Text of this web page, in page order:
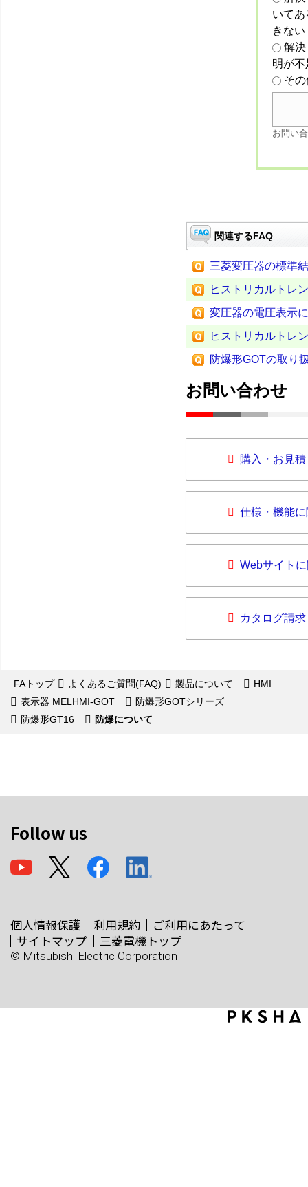
いて
きない
解
明が
そ
お問い
関連するFAQ
三菱変圧器の標準
ヒストリカルトレ
変圧器の電圧表示
ヒストリカルトレ
防爆形GOTの取り
お問い合わせ
購入・お見
仕様・機能
Webサイト
カタログ請求
FAトップ よくあるご質問(FAQ) 製品について
HMI
表示器 MELHMI-GOT
防爆形GOTシリーズ
防爆形GT16
防爆について
Follow us
個人情報保護 利用規約
ご利用にあたって
サイトマップ
三菱電機トップ
© Mitsubishi Electric Corporation